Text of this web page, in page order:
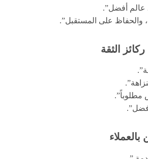
عالم أفضل”.
والحفاظ على المستقبل”.
مطلوباً”.